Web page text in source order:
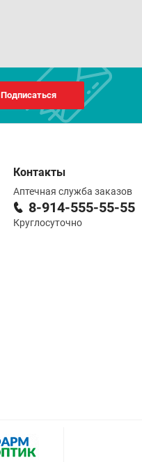
Подписаться
Контакты
Аптечная служба заказов
8-914-555-55-55
Круглосуточно